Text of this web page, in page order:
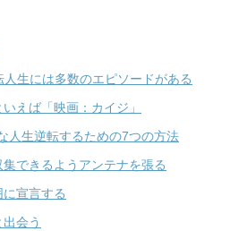
人生には多数のエピソードがある
えば「映画：カイジ」
人生逆転するための7つの方法
できるようアンテナを張る
に宣言する
会う